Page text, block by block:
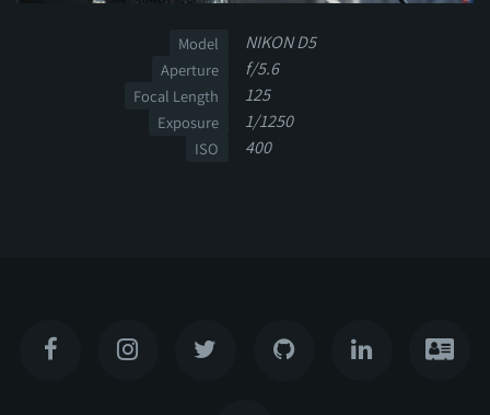
Model NIKON D5
Aperture f/5.6
Focal Length 125
Exposure 1/1250
ISO 400